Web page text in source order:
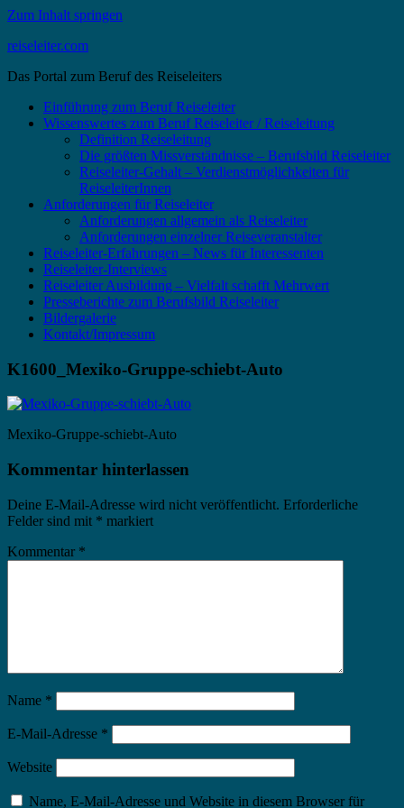
Zum Inhalt springen
reiseleiter.com
Das Portal zum Beruf des Reiseleiters
Einführung zum Beruf Reiseleiter
Wissenswertes zum Beruf Reiseleiter / Reiseleitung
Definition Reiseleitung
Die größten Missverständnisse – Berufsbild Reiseleiter
Reiseleiter-Gehalt – Verdienstmöglichkeiten für
ReiseleiterInnen
Anforderungen für Reiseleiter
Anforderungen allgemein als Reiseleiter
Anforderungen einzelner Reiseveranstalter
Reiseleiter-Erfahrungen – News für Interessenten
Reiseleiter-Interviews
Reiseleiter Ausbildung – Vielfalt schafft Mehrwert
Presseberichte zum Berufsbild Reiseleiter
Bildergalerie
Kontakt/Impressum
K1600_Mexiko-Gruppe-schiebt-Auto
Mexiko-Gruppe-schiebt-Auto
Kommentar hinterlassen
Deine E-Mail-Adresse wird nicht veröffentlicht. Erforderliche
Felder sind mit * markiert
Kommentar *
Name *
E-Mail-Adresse *
Website
Name, E-Mail-Adresse und Website in diesem Browser für